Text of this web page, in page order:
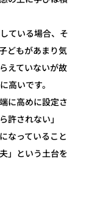
ている場合、そ
どもがあまり気
えていないが故
高いです。
に高めに設定さ
許されない」
なっていること
」という土台を